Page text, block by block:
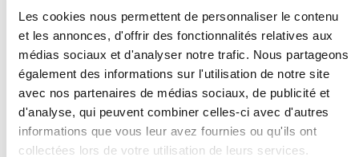
Les cookies nous permettent de personnaliser le contenu
et les annonces, d'offrir des fonctionnalités relatives aux
médias sociaux et d'analyser notre trafic. Nous partageons
également des informations sur l'utilisation de notre site
avec nos partenaires de médias sociaux, de publicité et
d'analyse, qui peuvent combiner celles-ci avec d'autres
informations que vous leur avez fournies ou qu'ils ont
collectées lors de votre utilisation de leurs services.
django.db.backends.postgresql
. Installez le
driver psycopg2 ou psycopg (version 3).
Optimisation: ajustez les paramètres critiques de
PostgreSQL :shared_buffers(25% de la RAM),
work_mem,effective_cache_size. Utilisez
pgTune pour obtenir une configuration de base
adaptée à votre serveur.
Index: analysez les requêtes lentes avecEXPLAIN